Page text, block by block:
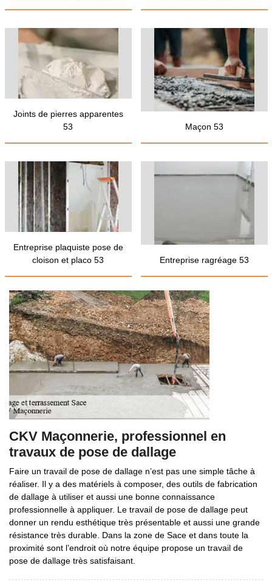
Joints de pierres apparentes
53
Maçon 53
Entreprise plaquiste pose de
cloison et placo 53
Entreprise ragréage 53
CKV Maçonnerie, professionnel en
travaux de pose de dallage
Faire un travail de pose de dallage n’est pas une simple tâche à
réaliser. Il y a des matériels à composer, des outils de fabrication
de dallage à utiliser et aussi une bonne connaissance
professionnelle à appliquer. Le travail de pose de dallage peut
donner un rendu esthétique très présentable et aussi une grande
résistance très durable. Dans la zone de Sace et dans toute la
proximité sont l’endroit où notre équipe propose un travail de
pose de dallage très satisfaisant.